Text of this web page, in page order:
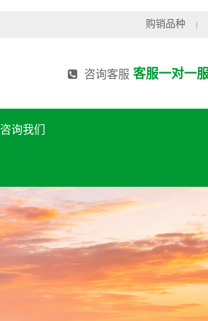
购销品种 |
咨询客服 客服一对一
咨询我们